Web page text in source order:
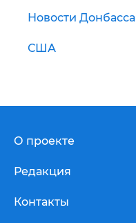
Новости Донбасса
США
О проекте
Редакция
Контакты